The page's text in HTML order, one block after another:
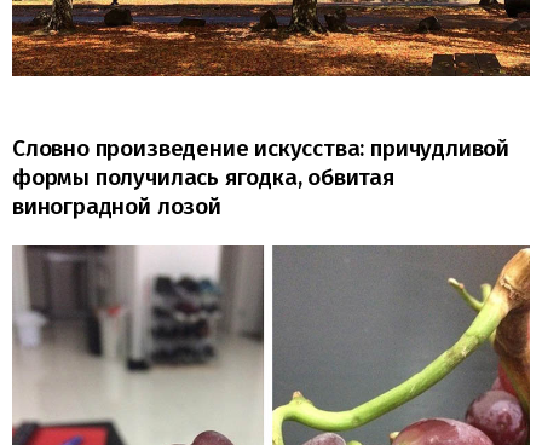
Словно произведение искусства: причудливой
формы получилась ягодка, обвитая
виноградной лозой